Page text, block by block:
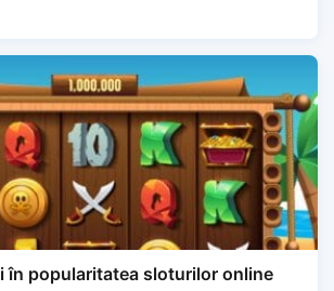
în popularitatea sloturilor online